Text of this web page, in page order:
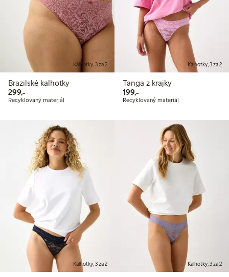
Kalhotky, 3 za 2
Brazilské kalhotky
299,-299,00 Kč
Recyklovaný materiál
Kalhotky, 3 za 2
Tanga z krajky
199,-199,00 Kč
Recyklovaný materiál
Kalhotky, 3 za 2 Kalhotky, 3 za 2